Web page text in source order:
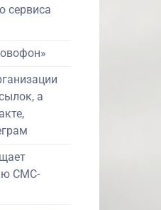
сервиса
а
СМС-